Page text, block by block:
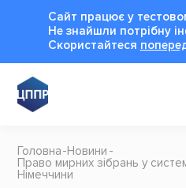
Сайт працює у
Не знайшли потрібну
Cкористайтеся
Головна Новини
Право мирних зібрань у
Німеччини